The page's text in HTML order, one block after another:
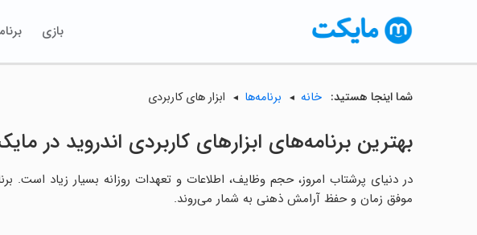
بازی
شما اینجا هستید: خانه برنامه‌ها ابزار های کاربردی
بهترین برنامه‌های ابزارهای کاربردی اندروید در
در دنیای پرشتاب امروز، حجم وظایف، اطلاعات و تعهدات روزانه بسیار زیاد است.
موفق زمان و حفظ آرامش ذهنی به شمار می‌روند.